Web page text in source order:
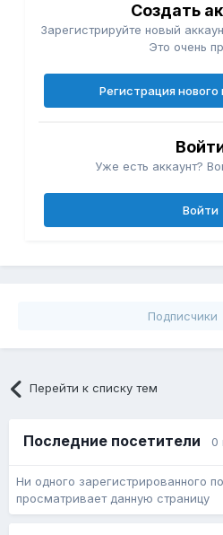
Создать
Зарегистрируйте новый
Это очень
Регистрация нового
Уже есть аккаунт?
Войти
Подписчики
Перейти к списку тем
Последние посетители 0
Ни одного зарегистрированного
просматривает данную страницу